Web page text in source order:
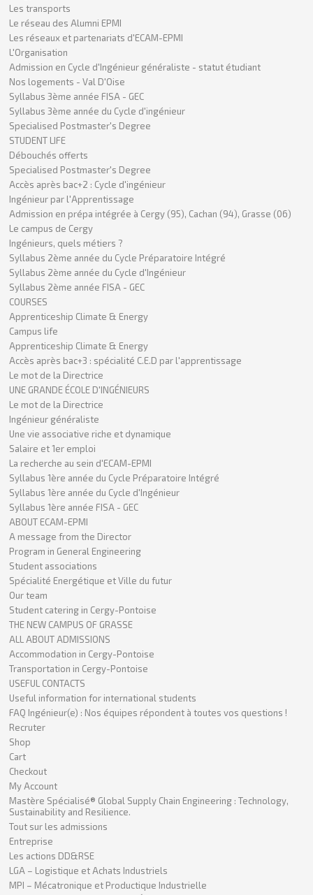
Les transports
Le réseau des Alumni EPMI
Les réseaux et partenariats d'ECAM-EPMI
L'Organisation
Admission en Cycle d'Ingénieur généraliste - statut étudiant
Nos logements - Val D'Oise
Syllabus 3ème année FISA - GEC
Syllabus 3ème année du Cycle d'ingénieur
Specialised Postmaster's Degree
STUDENT LIFE
Débouchés offerts
Specialised Postmaster's Degree
Accès après bac+2 : Cycle d'ingénieur
Ingénieur par l'Apprentissage
Admission en prépa intégrée à Cergy (95), Cachan (94), Grasse (06)
Le campus de Cergy
Ingénieurs, quels métiers ?
Syllabus 2ème année du Cycle Préparatoire Intégré
Syllabus 2ème année du Cycle d'Ingénieur
Syllabus 2ème année FISA - GEC
COURSES
Apprenticeship Climate & Energy
Campus life
Apprenticeship Climate & Energy
Accès après bac+3 : spécialité C.E.D par l'apprentissage
Le mot de la Directrice
UNE GRANDE ÉCOLE D'INGÉNIEURS
Le mot de la Directrice
Ingénieur généraliste
Une vie associative riche et dynamique
Salaire et 1er emploi
La recherche au sein d'ECAM-EPMI
Syllabus 1ère année du Cycle Préparatoire Intégré
Syllabus 1ère année du Cycle d'Ingénieur
Syllabus 1ère année FISA - GEC
ABOUT ECAM-EPMI
A message from the Director
Program in General Engineering
Student associations
Spécialité Energétique et Ville du futur
Our team
Student catering in Cergy-Pontoise
THE NEW CAMPUS OF GRASSE
ALL ABOUT ADMISSIONS
Accommodation in Cergy-Pontoise
Transportation in Cergy-Pontoise
USEFUL CONTACTS
Useful information for international students
FAQ Ingénieur(e) : Nos équipes répondent à toutes vos questions !
Recruter
Shop
Cart
Checkout
My Account
Mastère Spécialisé® Global Supply Chain Engineering : Technology,
Sustainability and Resilience.
Tout sur les admissions
Entreprise
Les actions DD&RSE
LGA – Logistique et Achats Industriels
MPI – Mécatronique et Productique Industrielle